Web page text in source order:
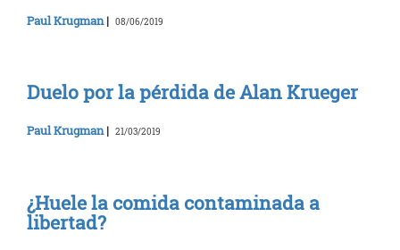
Paul Krugman| 08/06/2019
Duelo por la pérdida de Alan Krueger
Paul Krugman| 21/03/2019
¿Huele la comida contaminada a
libertad?